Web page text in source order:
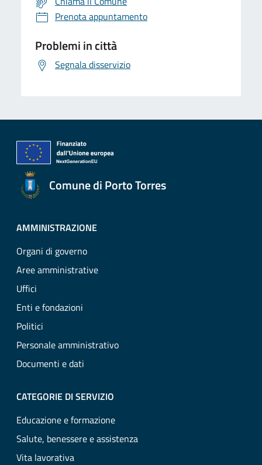
Prenota appuntamento
Problemi in città
Segnala disservizio
Comune di Porto Torres
AMMINISTRAZIONE
Organi di governo
Aree amministrative
Uffici
Enti e fondazioni
Politici
Personale amministrativo
Documenti e dati
CATEGORIE DI SERVIZIO
Educazione e formazione
Salute, benessere e assistenza
Vita lavorativa